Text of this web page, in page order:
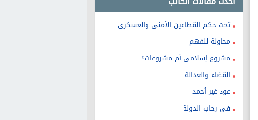
تحت حكم القطاعين الأمنى والعسكرى
محاولة للفهم
مشروع إسلامى أم مشروعات؟
القضاء والعدالة
عود غير أحمد
فى رحاب الدولة